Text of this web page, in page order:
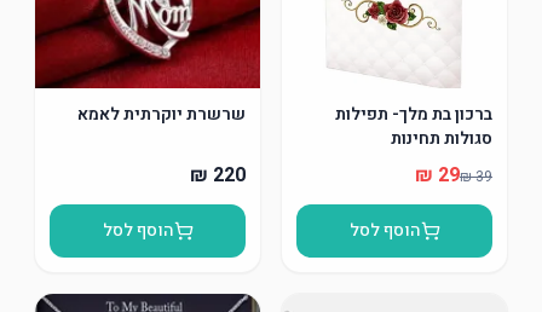
ברכון בת מלך- תפילות
סגולות תחינות
הוסף לסל
שרשרת יוקרתית לאמא
הוסף לסל